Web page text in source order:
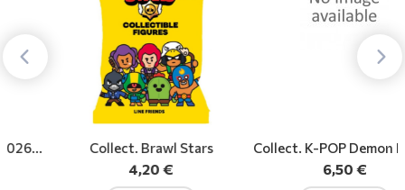
Collect. Brawl Stars
Collect. K-POP Demon Hunte